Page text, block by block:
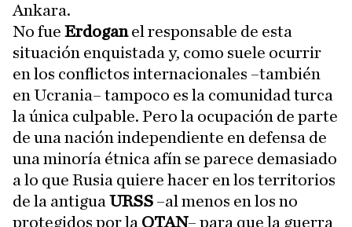
Ankara.
No fue Erdoganel responsable de esta
situación enquistada y, como suele ocurrir
en los conflictos internacionales –también
en Ucrania– tampoco es la comunidad turca
la única culpable. Pero la ocupación de parte
de una nación independiente en defensa de
una minoría étnica afín se parece demasiado
a lo que Rusia quiere hacer en los territorios
de la antigua URSS –al menos en los no
protegidos por la OTAN– para que la guerra